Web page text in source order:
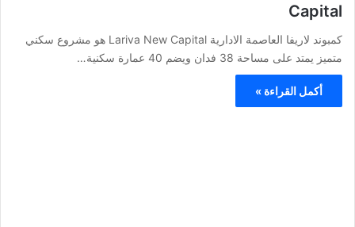
Capital
كمبوند لاريفا العاصمة الادارية Lariva New Capital هو مشروع سكني
متميز يمتد على مساحة 38 فدان ويضم 40 عمارة سكنية…
أكمل القراءة »